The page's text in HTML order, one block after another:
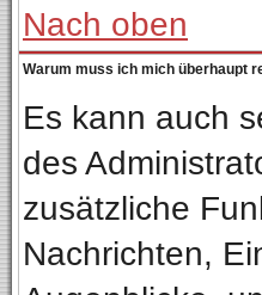
Nach oben
Warum muss ich mich überhaupt
Es kann auch
des
zusätzliche
Nachrichten,